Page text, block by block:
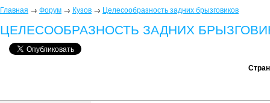
Главная → Форум → Кузов → Целесообразность задних брызговиков
ЦЕЛЕСООБРАЗНОСТЬ ЗАДНИХ